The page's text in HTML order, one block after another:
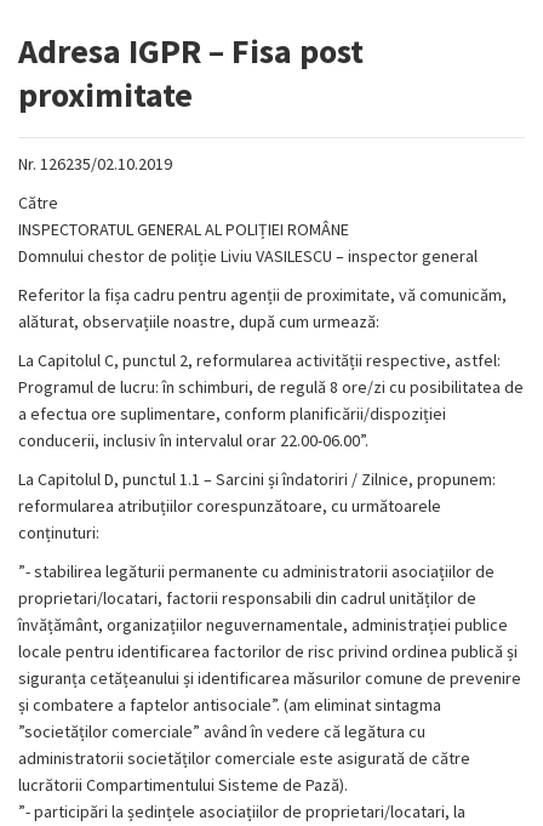
Adresa IGPR – Fisa post
proximitate
Nr. 126235/02.10.2019
Către
INSPECTORATUL GENERAL AL POLIȚIEI ROMÂNE
Domnului chestor de poliție Liviu VASILESCU – inspector general
Referitor la fișa cadru pentru agenții de proximitate, vă comunicăm,
alăturat, observațiile noastre, după cum urmează:
La Capitolul C, punctul 2, reformularea activității respective, astfel:
Programul de lucru: în schimburi, de regulă 8 ore/zi cu posibilitatea de
a efectua ore suplimentare, conform planificării/dispoziției
conducerii, inclusiv în intervalul orar 22.00-06.00”.
La Capitolul D, punctul 1.1 – Sarcini și îndatoriri / Zilnice, propunem:
reformularea atribuțiilor corespunzătoare, cu următoarele
conținuturi:
”- stabilirea legăturii permanente cu administratorii asociațiilor de
proprietari/locatari, factorii responsabili din cadrul unităților de
învățământ, organizațiilor neguvernamentale, administrației publice
locale pentru identificarea factorilor de risc privind ordinea publică și
siguranța cetățeanului și identificarea măsurilor comune de prevenire
și combatere a faptelor antisociale”. (am eliminat sintagma
”societăților comerciale” având în vedere că legătura cu
administratorii societăților comerciale este asigurată de către
lucrătorii Compartimentului Sisteme de Pază).
”- participări la ședințele asociațiilor de proprietari/locatari, la